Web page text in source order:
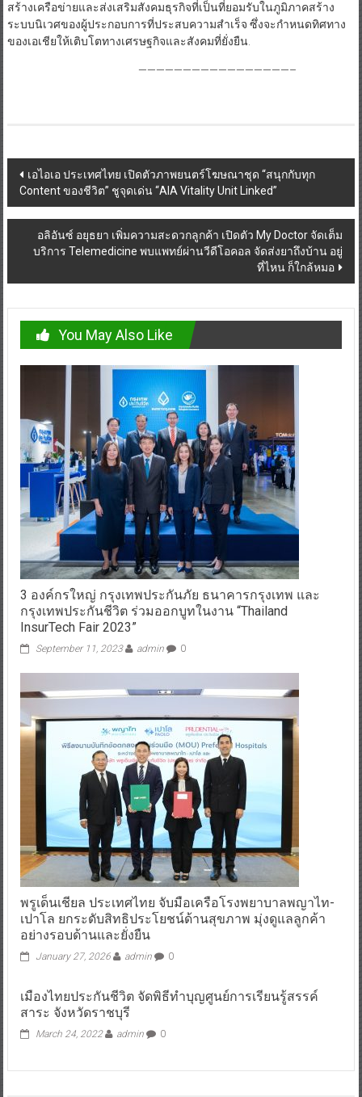
สร้างเครือข่ายและส่งเสริมสังคมธุรกิจที่เป็นที่ยอมรับในภูมิภาคสร้าง
ระบบนิเวศของผู้ประกอบการที่ประสบความสำเร็จ ซึ่งจะกำหนดทิศทาง
ของเอเชียให้เติบโตทางเศรษฐกิจและสังคมที่ยั่งยืน.
—————————————————–
Post
navigation
เอไอเอ ประเทศไทย เปิดตัวภาพยนตร์โฆษณาชุด “สนุกกับทุก
Content ของชีวิต” ชูจุดเด่น “AIA Vitality Unit Linked”
อลิอันซ์ อยุธยา เพิ่มความสะดวกลูกค้า เปิดตัว My Doctor จัดเต็ม
บริการ Telemedicine พบแพทย์ผ่านวีดีโอคอล จัดส่งยาถึงบ้าน อยู่
ที่ไหน ก็ใกล้หมอ
You May Also Like
3 องค์กรใหญ่ กรุงเทพประกันภัย ธนาคารกรุงเทพ และ
กรุงเทพประกันชีวิต ร่วมออกบูทในงาน “Thailand
InsurTech Fair 2023”
September 11, 2023 admin 0
พรูเด็นเชียล ประเทศไทย จับมือเครือโรงพยาบาลพญาไท-
เปาโล ยกระดับสิทธิประโยชน์ด้านสุขภาพ มุ่งดูแลลูกค้า
อย่างรอบด้านและยั่งยืน
January 27, 2026 admin 0
เมืองไทยประกันชีวิต จัดพิธีทำบุญศูนย์การเรียนรู้สรรค์
สาระ จังหวัดราชบุรี
March 24, 2022 admin 0